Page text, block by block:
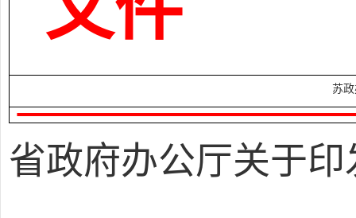
苏
省政府办公厅关于